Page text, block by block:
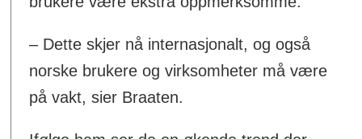
– Dette skjer nå internasjonalt, og også
norske brukere og virksomheter må være
på vakt, sier Braaten.